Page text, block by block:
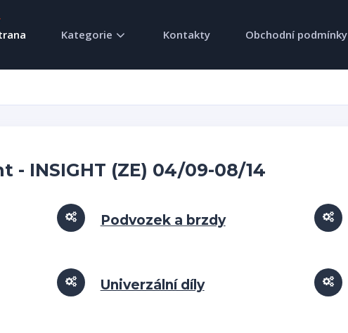
Kategorie Kontakty Obchodní podmínky
- INSIGHT (ZE) 04/09-08/14
Podvozek a brzdy
Univerzální díly